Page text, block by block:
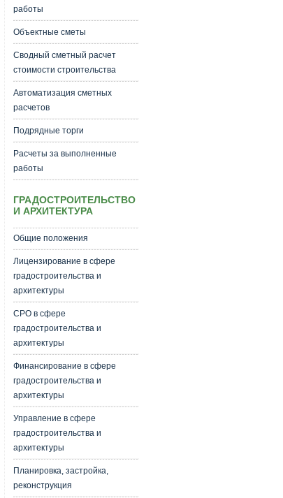
работы
Объектные сметы
Сводный сметный расчет
стоимости строительства
Автоматизация сметных
расчетов
Подрядные торги
Расчеты за выполненные
работы
ГРАДОСТРОИТЕЛЬСТВО
И АРХИТЕКТУРА
Общие положения
Лицензирование в сфере
градостроительства и
архитектуры
СРО в сфере
градостроительства и
архитектуры
Финансирование в сфере
градостроительства и
архитектуры
Управление в сфере
градостроительства и
архитектуры
Планировка, застройка,
реконструкция